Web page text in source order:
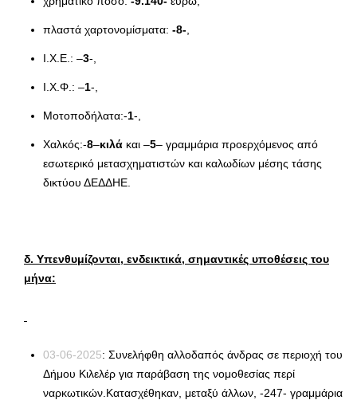
πλαστά χαρτονομίσματα: -8-
Ι.Χ.Ε.: –3-,
Ι.Χ.Φ.: –1-,
Μοτοποδήλατα:-1-,
Χαλκός:-8–κιλά και –5– γραμμάρια προερχόμενος από
εσωτερικό μετασχηματιστών και καλωδίων μέσης τάσης
δικτύου ΔΕΔΔΗΕ.
δ. Υπενθυμίζονται, ενδεικτικά, σημαντικές υποθέσεις του
μήνα:
03-06-2025: Συνελήφθη αλλοδαπός άνδρας σε περιοχή του
Δήμου Κιλελέρ για παράβαση της νομοθεσίας περί
ναρκωτικών.Κατασχέθηκαν, μεταξύ άλλων, -247- γραμμάρια